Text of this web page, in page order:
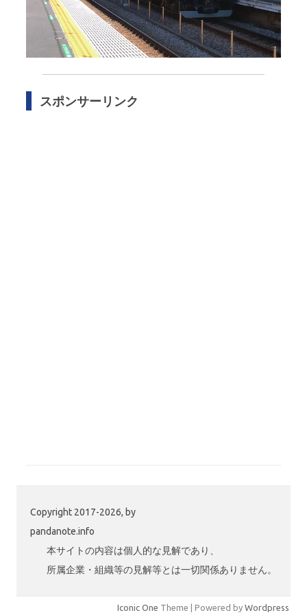
スポンサーリンク
Copyright 2017-2026, by
pandanote.info
本サイトの内容は個人的な見解であり、
所属企業・組織等の見解等とは一切関係ありません。
Iconic One Theme | Powered by Wordpress